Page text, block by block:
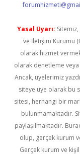
Yasal Uyarı:
ve İletişim Kurumu
olarak hizmet
olarak denetleme
Ancak, üyelerimiz
siteye üye olarak bu
sitesi, herhangi bir
bulunmamaktadır.
paylaşılmaktadır.
olup, gerçek kurum
Gerçek kurum ve